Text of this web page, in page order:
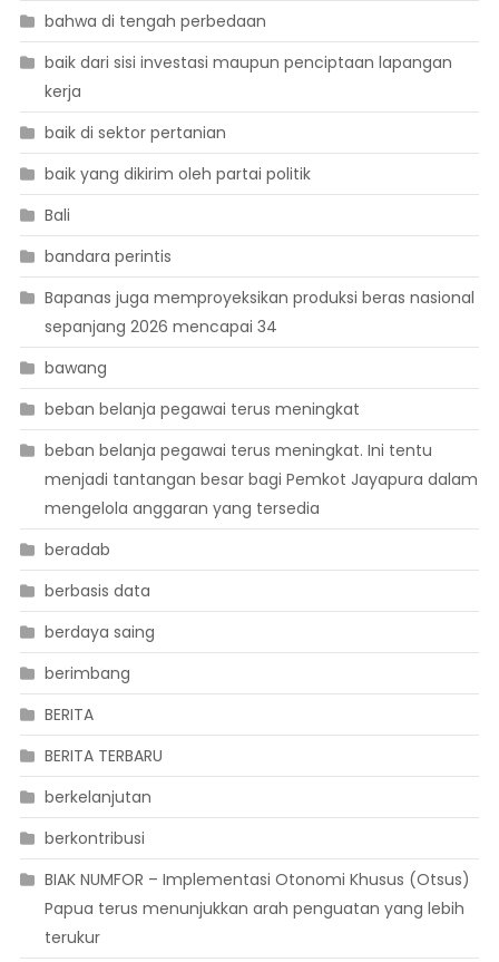
bahwa di tengah perbedaan
baik dari sisi investasi maupun penciptaan lapangan
kerja
baik di sektor pertanian
baik yang dikirim oleh partai politik
Bali
bandara perintis
Bapanas juga memproyeksikan produksi beras nasional
sepanjang 2026 mencapai 34
bawang
beban belanja pegawai terus meningkat
beban belanja pegawai terus meningkat. Ini tentu
menjadi tantangan besar bagi Pemkot Jayapura dalam
mengelola anggaran yang tersedia
beradab
berbasis data
berdaya saing
berimbang
BERITA
BERITA TERBARU
berkelanjutan
berkontribusi
BIAK NUMFOR – Implementasi Otonomi Khusus (Otsus)
Papua terus menunjukkan arah penguatan yang lebih
terukur